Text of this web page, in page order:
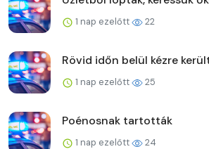
1 nap ezelőtt 22
Rövid időn belül kézre
1 nap ezelőtt 25
Poénosnak tartották
1 nap ezelőtt 24